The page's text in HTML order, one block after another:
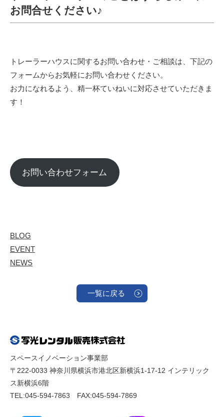
お問合せください♪
トレーラーハウスに関するお問い合わせ・ご相談は、下記の
フォームからお気軽にお問い合わせください。
お力になれるよう、精一杯ていねいに対応させていただきま
す！
お問い合わせフォーム
BLOG
EVENT
NEWS
一覧に戻る
スペースイノベーション事業部
〒222-0033 神奈川県横浜市港北区新横浜1-17-12 インテリック
ス新横浜6階
TEL:045-594-7863 FAX:045-594-7869